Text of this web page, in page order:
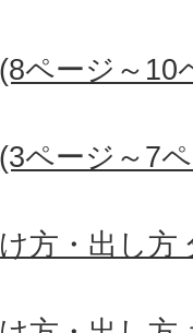
ページ～10
ページ～7
方・出し方